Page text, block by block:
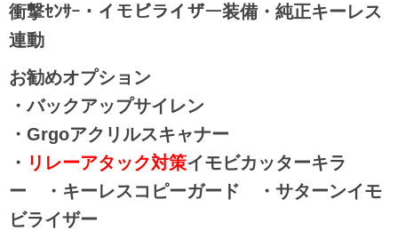
衝撃ｾﾝｻｰ・イモビライザー装備・純正キーレス
連動
お勧めオプション
・バックアップサイレン
・Grgoアクリルスキャナー
・ リレーアタック対策イモビカッターキラ
ー ・キーレスコピーガード ・サターンイモ
ビライザー